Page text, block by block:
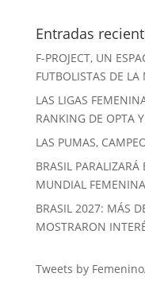
Entradas
F-PROJECT, UN
FUTBOLISTAS DE
LAS LIGAS
RANKING DE OPTA
LAS PUMAS,
BRASIL
MUNDIAL FEMENINA
BRASIL 2027: MÁS
MOSTRARON
Tweets by